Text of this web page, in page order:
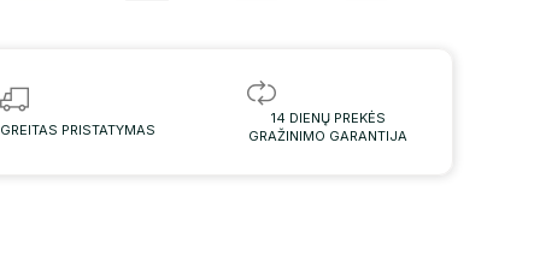
GREITAS PRISTATYMAS
14 DIENŲ PREKĖS
GRAŽINIMO GARANTIJA